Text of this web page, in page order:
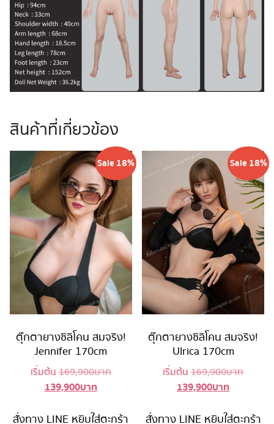
สินค้าที่เกี่ยวข้อง
Sale 18%
ตุ๊กตายางซิลิโคน สมจริง!
Jennifer 170cm
เริ่มต้น 169,900บาทOriginal
169,900 บาท.
139,900บาทCurrent
is:
สั่งทาง LINE หยิบใส่ตะกร้า
Sale 18%
ตุ๊กตายางซิลิโคน สมจริง!
Ulrica 170cm
เริ่มต้น169,900บาท
139,900บาท
is:
สั่งทาง LINE หยิบใส่ตะกร้า